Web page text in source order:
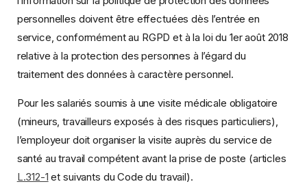
personnelles doivent être effectuées dès l’entrée en
service, conformément au RGPD et à la loi du 1er août 2018
relative à la protection des personnes à l’égard du
traitement des données à caractère personnel.
Pour les salariés soumis à une visite médicale obligatoire
(mineurs, travailleurs exposés à des risques particuliers),
l’employeur doit organiser la visite auprès du service de
santé au travail compétent avant la prise de poste (articles
L.312-1 et suivants du Code du travail).